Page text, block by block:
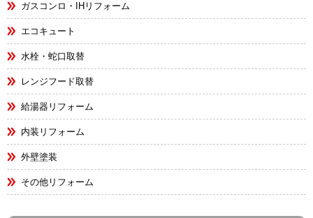
ガスコンロ・IHリフォーム
エコキュート
水栓・蛇口取替
レンジフード取替
給湯器リフォーム
内装リフォーム
外壁塗装
その他リフォーム